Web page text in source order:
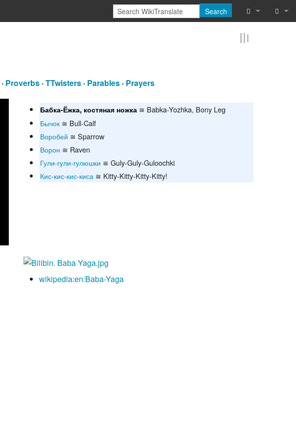
Search
· Proverbs ·TTwisters · Parables · Prayers
Бабка-Ёжка, костяная ножка ≅ Babka-Yozhka, Bony Leg
Бычок ≅ Bull-Calf
Воробей ≅ Sparrow
Ворон ≅ Raven
Гули-гули-гулюшки ≅ Guly-Guly-Guloochki
Кис-кис-кис-киса ≅ Kitty-Kitty-Kitty-Kitty!
wikipedia:en:Baba-Yaga